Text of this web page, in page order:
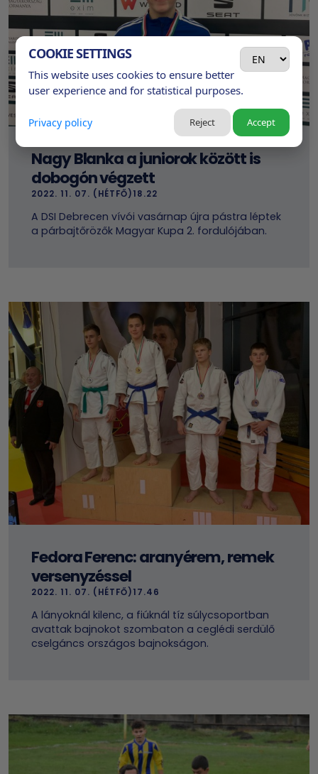
Nagy Blanka a juniorok között is
dobogón végzett
2022. 11. 07. (HÉTFŐ)18.22
A DSI Debrecen vívói vasárnap újra pástra léptek
a párbajtőrözők Magyar Kupa 2. fordulójában.
Fedora Ferenc: aranyérem, remek
versenyzéssel
2022. 11. 07. (HÉTFŐ)17.46
A lányoknál kilenc, a fiúknál tíz súlycsoportban
avattak bajnokot szombaton a ceglédi serdülő
cselgáncs országos bajnokságon.
COOKIE SETTINGS
This website uses cookies to ensure better
user experience and for statistical purposes.
Privacy policy Reject Accept